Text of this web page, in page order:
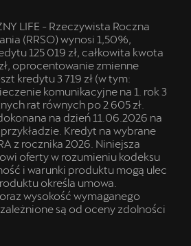
LIFE - Rzeczywista Roczna
(RRSO) wynosi 1,50%,
125 019 zł, całkowita kwota
oprocentowanie zmienne
kredytu 3 719 zł (w tym:
komunikacyjne na 1. rok 3
rat równych po 2 605 zł.
na dzień 11.06.2026 na
Kredyt na wybrane
z rocznika 2026. Niniejsza
oferty w rozumieniu kodeksu
i warunki produktu mogą ulec
określa umowa.
wysokość wymaganego
są od oceny zdolności